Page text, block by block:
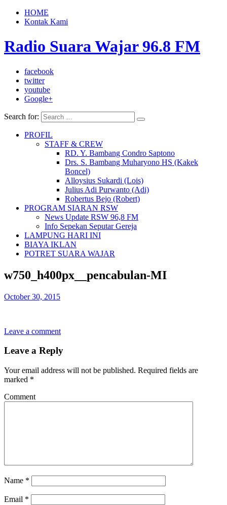
HOME
Kontak Kami
Radio Suara Wajar 96.8 FM
facebook
twitter
youtube
Google+
Search for:
PROFIL
STAFF & CREW
RD. Y. Bambang Condro Saptono
Drs. S. Bambang Muharyono HS (Kakek
Boncel)
Alloysius Sukardi (Lois)
Julius Adi Purwanto (Adi)
Robertus Bejo (Robert)
PROGRAM SIARAN RSW
News Update RSW 96,8 FM
Info Sepekan Seputar Gereja
LAMPUNG HARI INI
BIAYA IKLAN
POTRET SUARA WAJAR
w750_h400px__pencabulan-MI
October 30, 2015
Leave a comment
Leave a Reply
Your email address will not be published. Required fields are
marked *
Comment
Name *
Email *